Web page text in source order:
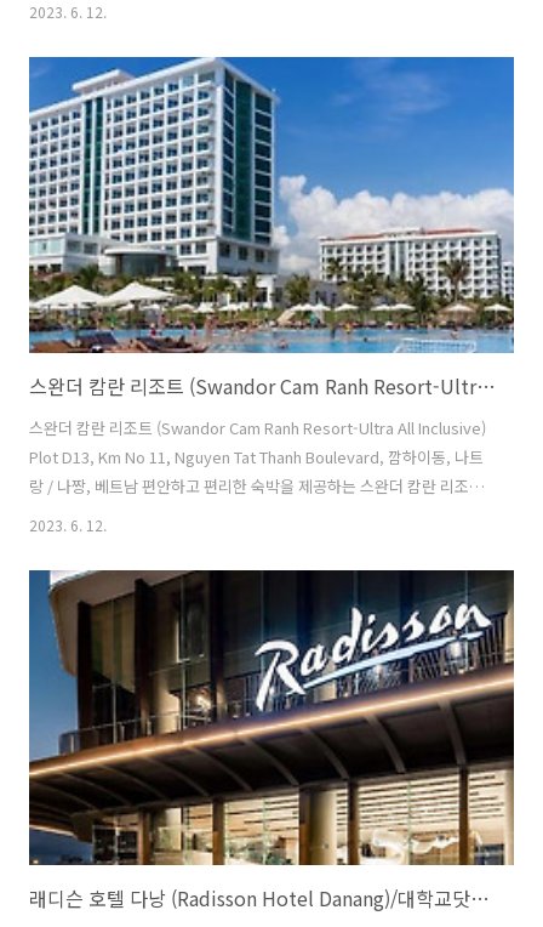
뮤니케이션을 지속하세요. 리조트 빌라의 공항 이동 교통편 서비스를 이
용해 공항을 오가는 교통편을 쉽게 준비할 수 있습니다. 리조트 빌라에서
제공하는 렌터카, 셔틀 및 택시 서비스를 통해 나트랑 / 나짱 주변 당일
여행, 관광 등을 쉽고 간편하게 계획하세요. 차를 운전해서 오실 경우 리
조트 빌라 내 무료 주차장을 ..
2023. 6. 12.
스완더 캄란 리조트 (Swandor Cam Ranh Resort-Ultra All Inclusive)/대학교닷컴/베트남호텔/나트랑
스완더 캄란 리조트 (Swandor Cam Ranh Resort-Ultra All Inclusive)
Plot D13, Km No 11, Nguyen Tat Thanh Boulevard, 깜하이동, 나트
랑 / 나짱, 베트남 편안하고 편리한 숙박을 제공하는 스완더 캄란 리조트
다하고 있습니다. 제공되는 무료 인터넷으로 머무시는 동안 편리함을 배
가시켜 보세요. 원하시는 나트랑 / 나짱 곳곳에 방문하시는 데 도움을 드
리기 위해 리조트에서 셔틀 및 택시 서비스를 제공합니다. 투숙객의 경우
주차는 무료입니다. 익스프레스 체크인/체크아웃, 여행 가방 보관, 컨시
어지 서비스 ..
2023. 6. 12.
래디슨 호텔 다낭 (Radisson Hotel Danang)/대학교닷컴/베트남호텔/다낭